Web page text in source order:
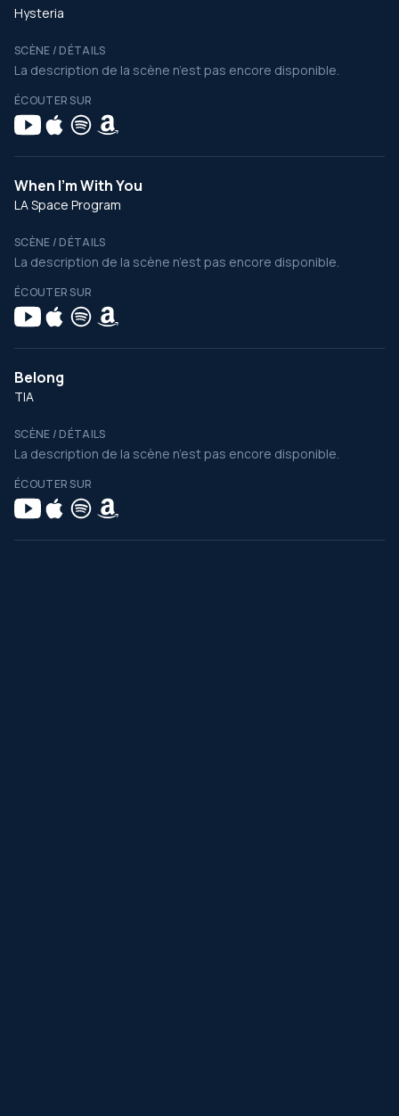
Hysteria
SCÈNE / DÉTAILS
La description de la scène n’est pas encore disponible.
ÉCOUTER SUR
When I'm With You
LA Space Program
SCÈNE / DÉTAILS
La description de la scène n’est pas encore disponible.
ÉCOUTER SUR
Belong
TIA
SCÈNE / DÉTAILS
La description de la scène n’est pas encore disponible.
ÉCOUTER SUR